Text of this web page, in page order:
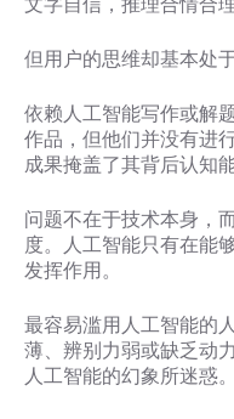
文字自信，推理合情合
但用户的思维却基本处
依赖人工智能写作或解
作品，但他们并没有进
成果掩盖了其背后认知
问题不在于技术本身，
度。人工智能只有在能
发挥作用。
最容易滥用人工智能的
薄、辨别力弱或缺乏动
人工智能的幻象所迷惑。